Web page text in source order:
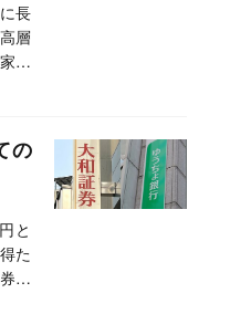
長
層
た
の
と
た
を